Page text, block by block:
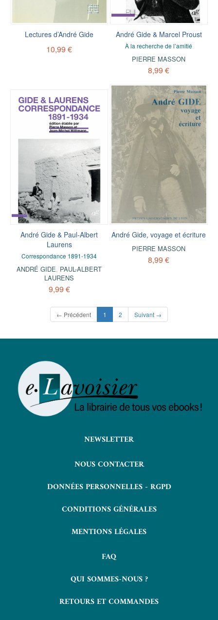
Lectures d’André Gide
10,99 €
André Gide & Marcel Proust
À la recherche de l’amitié
PIERRE MASSON
8,99 €
André Gide & Paul-Albert
Laurens
Correspondance 1891-1934
ANDRÉ GIDE, PAUL-ALBERT
LAURENS
9,99 €
André Gide, voyage et écriture
PIERRE MASSON
8,99 €
← Précédent 1 (current)
2 Suivant →
NEWSLETTER
NOUS CONTACTER
DONNÉES PERSONNELLES - RGPD
CONDITIONS GÉNÉRALES
MENTIONS LÉGALES
FAQ
QUI SOMMES-NOUS ?
RETOURS ET COMMANDES